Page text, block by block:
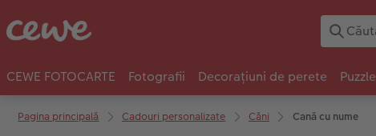
CEWE FOTOCARTE Fotografii Decorațiuni de perete Puzzle
Pagina principală Cadouri personalizate Căni Cană cu nume